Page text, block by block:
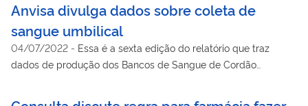
Anvisa divulga dados sobre coleta de
sangue umbilical
04/07/2022 - Essa é a sexta edição do relatório que traz
dados de produção dos Bancos de Sangue de Cordão